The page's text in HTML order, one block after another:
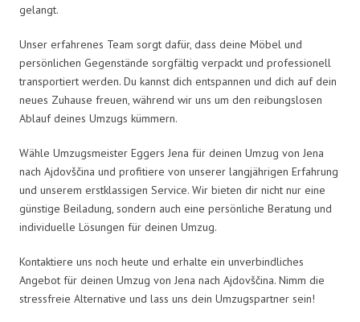
gelangt.
Unser erfahrenes Team sorgt dafür, dass deine Möbel und
persönlichen Gegenstände sorgfältig verpackt und professionell
transportiert werden. Du kannst dich entspannen und dich auf dein
neues Zuhause freuen, während wir uns um den reibungslosen
Ablauf deines Umzugs kümmern.
Wähle Umzugsmeister Eggers Jena für deinen Umzug von Jena
nach Ajdovščina und profitiere von unserer langjährigen Erfahrung
und unserem erstklassigen Service. Wir bieten dir nicht nur eine
günstige Beiladung, sondern auch eine persönliche Beratung und
individuelle Lösungen für deinen Umzug.
Kontaktiere uns noch heute und erhalte ein unverbindliches
Angebot für deinen Umzug von Jena nach Ajdovščina. Nimm die
stressfreie Alternative und lass uns dein Umzugspartner sein!